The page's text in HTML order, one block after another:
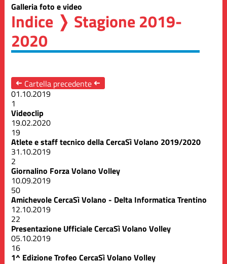
Galleria foto e video
Indice ❭ Stagione 2019-
2020
➜ Cartella precedente ➜
01.10.2019
1
Videoclip
19.02.2020
19
Atlete e staff tecnico della CercaSì Volano 2019/2020
31.10.2019
2
Giornalino Forza Volano Volley
10.09.2019
50
Amichevole CercaSì Volano - Delta Informatica Trentino
12.10.2019
22
Presentazione Ufficiale CercaSì Volano Volley
05.10.2019
16
1^ Edizione Trofeo CercaSì Volano Volley